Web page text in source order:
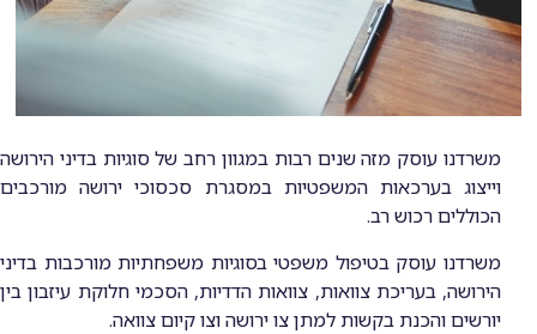
משרדנו עוסק מזה שנים רבות במגוון רחב של סוגיות בדיני הירושה
וייצוג בערכאות המשפטיות במסגרת סכסוכי ירושה מורכבים
הכוללים רכוש רב.
משרדנו עוסק בטיפול משפטי בסוגיות משפחתיות מורכבות בדיני
הירושה, בעריכת צוואות, צוואות הדדיות, הסכמי חלוקת עיזבון בין
יורשים והכנת בקשות למתן צו ירושה וצו קיום צוואה.